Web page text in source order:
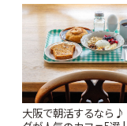
大阪で朝活するなら♪